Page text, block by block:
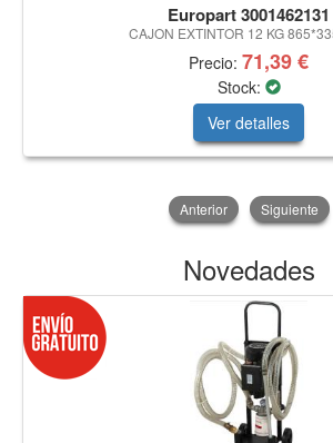
Europart 3001462131
CAJON EXTINTOR 12 KG
Precio: 71,39 €
Stock:
Ver detalles
Anterior Siguiente
Novedades